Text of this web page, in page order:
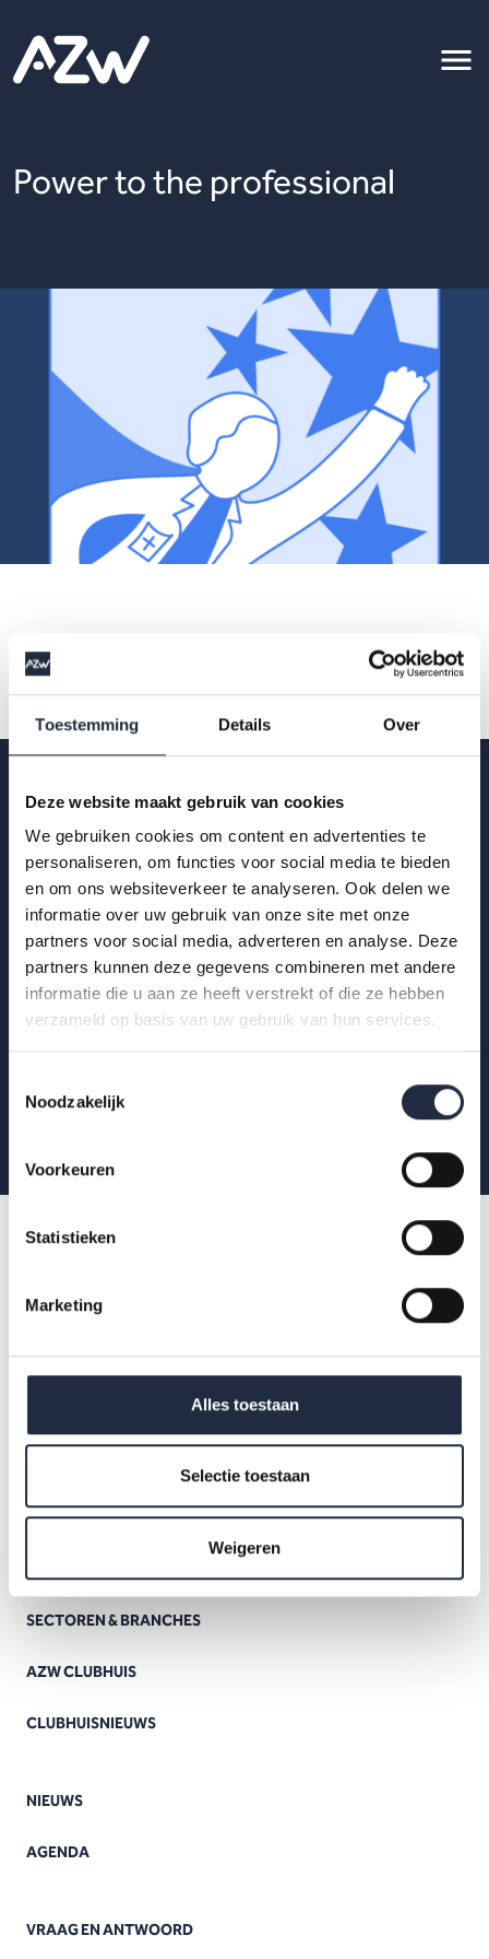
Toestemming Details Over
Deze website maakt gebruik van cookies
We gebruiken cookies om content en advertenties te
personaliseren, om functies voor social media te bieden
en om ons websiteverkeer te analyseren. Ook delen we
informatie over uw gebruik van onze site met onze
partners voor social media, adverteren en analyse. Deze
partners kunnen deze gegevens combineren met andere
informatie die u aan ze heeft verstrekt of die ze hebben
verzameld op basis van uw gebruik van hun services.
Noodzakelijk
Voorkeuren
Statistieken
Marketing
Alles toestaan
Selectie toestaan
Weigeren
Power to the professional
Op de hoogte blijven?
Krijg als eerste de nieuwste publicaties,
uitnodigingen voor AZW-Clubhuisbijeenkomsten
en meer verdieping van actuele data binnen zorg
en welzijn.
Aanmelden
SECTOREN & BRANCHES
AZW CLUBHUIS
CLUBHUISNIEUWS
NIEUWS
AGENDA
VRAAG EN ANTWOORD